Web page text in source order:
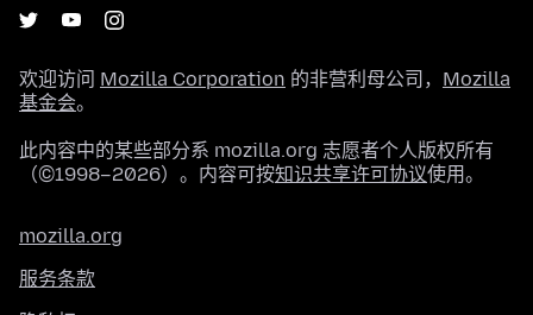
欢迎访问 Mozilla Corporation 的非营利母公司， Mozilla
基金会。
此内容中的某些部分系 mozilla.org 志愿者个人版权所有
（©1998–2026）。内容可按知识共享许可协议使用。
mozilla.org
服务条款